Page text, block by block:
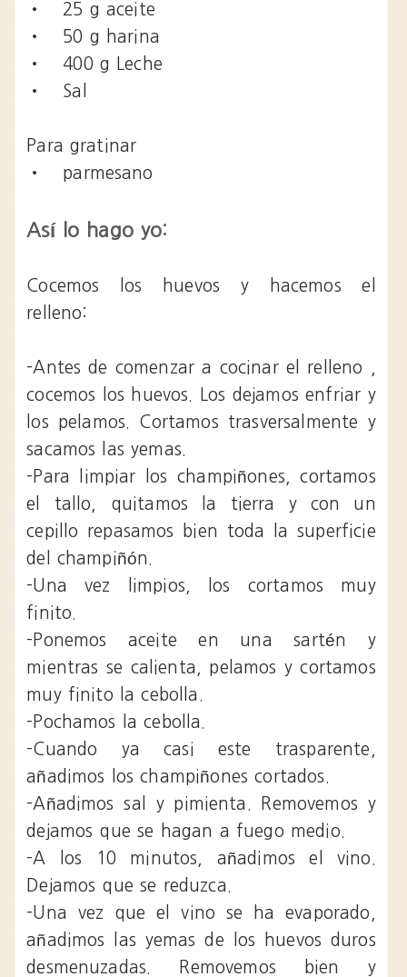
•
25 g aceite
•
50 g harina
•
400 g Leche
•
Sal
Para gratinar
•
parmesano
Así lo hago yo:
Cocemos los huevos y hacemos el
relleno:
-Antes de comenzar a cocinar el relleno ,
cocemos los huevos. Los dejamos enfriar y
los pelamos. Cortamos trasversalmente y
sacamos las yemas.
-Para limpiar los champiñones, cortamos
el tallo, quitamos la tierra y con un
cepillo repasamos bien toda la superficie
del champiñón.
-Una vez limpios, los cortamos muy
finito.
-Ponemos aceite en una sartén y
mientras se calienta, pelamos y cortamos
muy finito la cebolla.
-Pochamos la cebolla.
-Cuando ya casi este trasparente,
añadimos los champiñones cortados.
-Añadimos sal y pimienta. Removemos y
dejamos que se hagan a fuego medio.
-A los 10 minutos, añadimos el vino.
Dejamos que se reduzca.
-Una vez que el vino se ha evaporado,
añadimos las yemas de los huevos duros
desmenuzadas. Removemos bien y